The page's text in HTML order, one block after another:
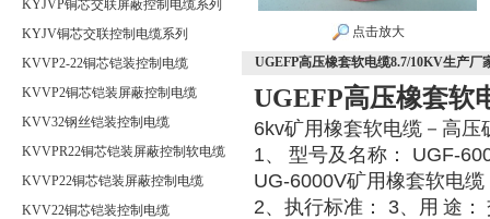
KYJVP铜芯交联屏蔽控制电缆系列
KYJV铜芯交联控制电缆系列
KVVP2-22铜芯铠装控制电缆
KVVP2铜芯铠装屏蔽控制电缆
KVV32钢丝铠装控制电缆
KVVPR22铜芯铠装屏蔽控制软电缆
KVVP22铜芯铠装屏蔽控制电缆
KVV22铜芯铠装控制电缆
点击放大
UGEFP高压橡套软电缆8.7/10KV生产厂
UGEFP高压橡套软
6kv矿用橡套软电缆－高压
1、 型号及名称：
UGF-
UG-6000V矿用橡套软电缆
2、执行标准： 3、用 途：